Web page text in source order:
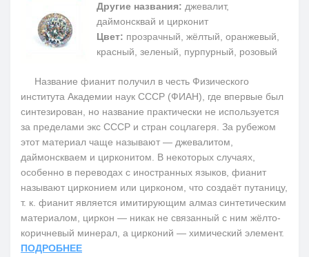
Другие названия: джевалит,
даймонсквай и цирконит
Цвет: прозрачный, жёлтый, оранжевый,
красный, зеленый, пурпурный, розовый
Название фианит получил в честь Физического
института Академии наук СССР (ФИАН), где впервые был
синтезирован, но название практически не используется
за пределами экс СССР и стран соцлагеря. За рубежом
этот материал чаще называют — джевалитом,
даймонскваем и цирконитом. В некоторых случаях,
особенно в переводах с иностранных языков, фианит
называют цирконием или цирконом, что создаёт путаницу,
т. к. фианит является имитирующим алмаз синтетическим
материалом, циркон — никак не связанный с ним жёлто-
коричневый минерал, а цирконий — химический элемент.
ПОДРОБНЕЕ